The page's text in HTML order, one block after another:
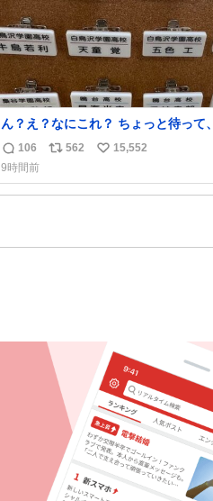
ん？え？なにこれ？ ちょっと待って
ない これは販売されているのもです
返
信
数
106
リ
ス
562
い
ね
15,552
9時間前